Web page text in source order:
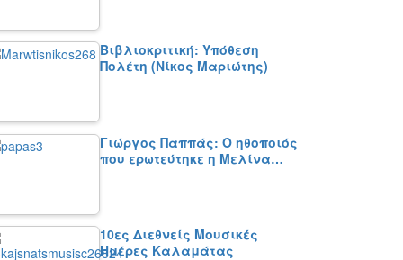
Βιβλιοκριτική: Υπόθεση
Πολέτη (Νίκος Μαριώτης)
Γιώργος Παππάς: Ο ηθοποιός
που ερωτεύτηκε η Μελίνα…
10ες Διεθνείς Μουσικές
Ημέρες Καλαμάτας